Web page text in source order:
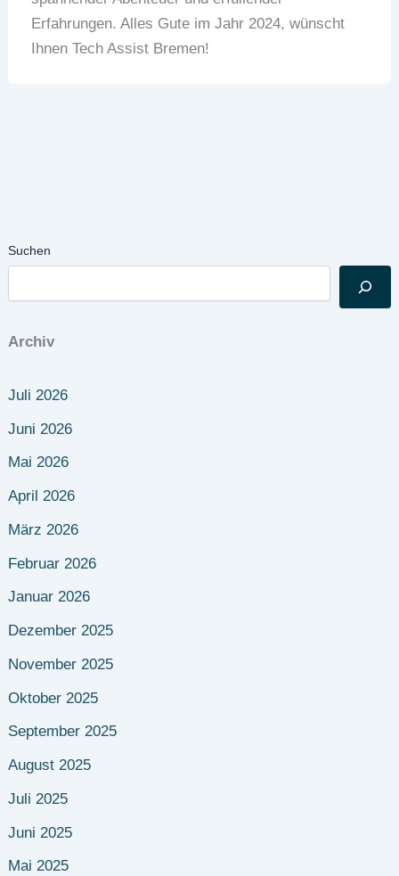
Suchen
Archiv
Juli 2026
Juni 2026
Mai 2026
April 2026
März 2026
Februar 2026
Januar 2026
Dezember 2025
November 2025
Oktober 2025
September 2025
August 2025
Juli 2025
Juni 2025
Mai 2025
Erfahrungen. Alles Gute im Jahr 2024, wünscht
Ihnen Tech Assist Bremen!